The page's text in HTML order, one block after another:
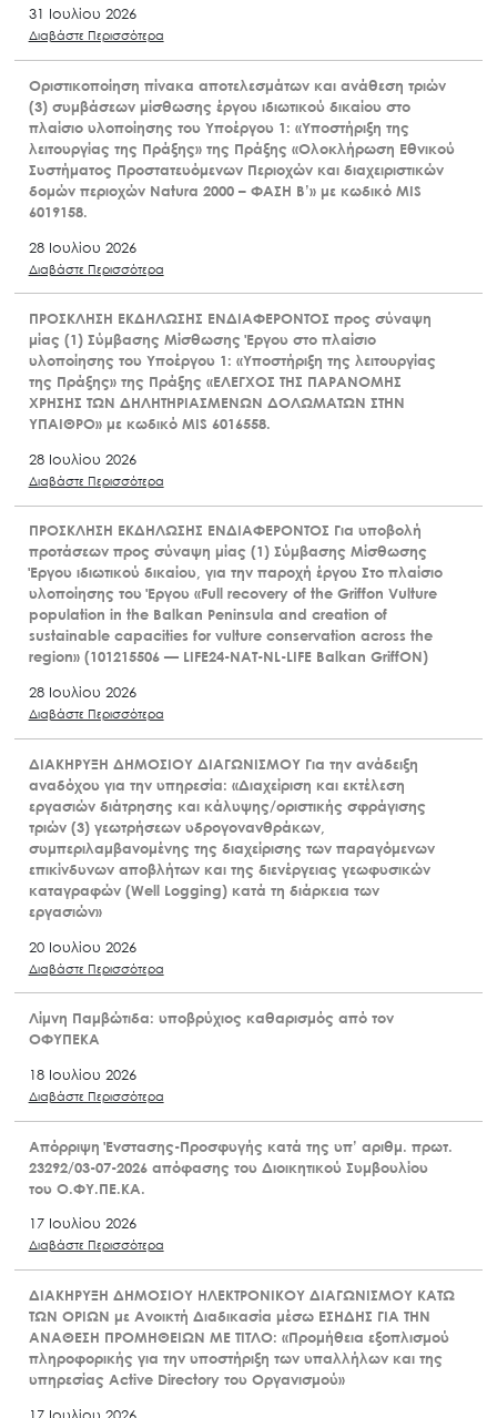
31 Ιουλίου 2026
Διαβάστε Περισσότερα
Οριστικοποίηση πίνακα αποτελεσμάτων και ανάθεση τριών
(3) συμβάσεων μίσθωσης έργου ιδιωτικού δικαίου στο
πλαίσιο υλοποίησης του Υποέργου 1: «Υποστήριξη της
λειτουργίας της Πράξης» της Πράξης «Ολοκλήρωση Εθνικού
Συστήματος Προστατευόμενων Περιοχών και διαχειριστικών
δομών περιοχών Natura 2000 – ΦΑΣΗ Β’» με κωδικό MIS
6019158.
28 Ιουλίου 2026
Διαβάστε Περισσότερα
ΠΡΟΣΚΛΗΣΗ ΕΚΔΗΛΩΣΗΣ ΕΝΔΙΑΦΕΡΟΝΤΟΣ προς σύναψη
μίας (1) Σύμβασης Μίσθωσης Έργου στο πλαίσιο
υλοποίησης του Υποέργου 1: «Υποστήριξη της λειτουργίας
της Πράξης» της Πράξης «ΕΛΕΓΧΟΣ ΤΗΣ ΠΑΡΑΝΟΜΗΣ
ΧΡΗΣΗΣ ΤΩΝ ΔΗΛΗΤΗΡΙΑΣΜΕΝΩΝ ΔΟΛΩΜΑΤΩΝ ΣΤΗΝ
ΥΠΑΙΘΡΟ» με κωδικό MIS 6016558.
28 Ιουλίου 2026
Διαβάστε Περισσότερα
ΠΡΟΣΚΛΗΣΗ ΕΚΔΗΛΩΣΗΣ ΕΝΔΙΑΦΕΡΟΝΤΟΣ Για υποβολή
προτάσεων προς σύναψη μίας (1) Σύμβασης Μίσθωσης
Έργου ιδιωτικού δικαίου, για την παροχή έργου Στο πλαίσιο
υλοποίησης του Έργου «Full recovery of the Griffon Vulture
population in the Balkan Peninsula and creation of
sustainable capacities for vulture conservation across the
region» (101215506 — LIFE24-NAT-NL-LIFE Balkan GriffON)
28 Ιουλίου 2026
Διαβάστε Περισσότερα
ΔΙΑΚΗΡΥΞΗ ΔΗΜΟΣΙΟΥ ΔΙΑΓΩΝΙΣΜΟΥ Για την ανάδειξη
αναδόχου για την υπηρεσία: «Διαχείριση και εκτέλεση
εργασιών διάτρησης και κάλυψης/οριστικής σφράγισης
τριών (3) γεωτρήσεων υδρογονανθράκων,
συμπεριλαμβανομένης της διαχείρισης των παραγόμενων
επικίνδυνων αποβλήτων και της διενέργειας γεωφυσικών
καταγραφών (Well Logging) κατά τη διάρκεια των
εργασιών»
20 Ιουλίου 2026
Διαβάστε Περισσότερα
Λίμνη Παμβώτιδα: υποβρύχιος καθαρισμός από τον
ΟΦΥΠΕΚΑ
18 Ιουλίου 2026
Διαβάστε Περισσότερα
Απόρριψη Ένστασης-Προσφυγής κατά της υπ’ αριθμ. πρωτ.
23292/03-07-2026 απόφασης του Διοικητικού Συμβουλίου
του Ο.ΦΥ.ΠΕ.ΚΑ.
17 Ιουλίου 2026
Διαβάστε Περισσότερα
ΔΙΑΚΗΡΥΞΗ ΔΗΜΟΣΙΟΥ ΗΛΕΚΤΡΟΝΙΚΟΥ ΔΙΑΓΩΝΙΣΜΟΥ ΚΑΤΩ
ΤΩΝ ΟΡΙΩΝ με Ανοικτή Διαδικασία μέσω ΕΣΗΔΗΣ ΓΙΑ ΤΗΝ
ΑΝΑΘΕΣΗ ΠΡΟΜΗΘΕΙΩΝ ΜΕ ΤΙΤΛΟ: «Προμήθεια εξοπλισμού
πληροφορικής για την υποστήριξη των υπαλλήλων και της
υπηρεσίας Active Directory του Οργανισμού»